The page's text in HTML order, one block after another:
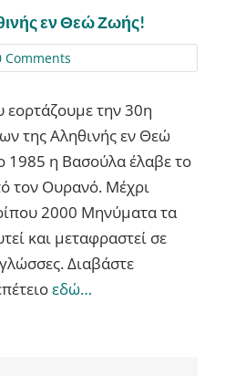
εν Θεώ Ζωής!
Comments
την 30η
της Αληθινής εν Θεώ
1985 η Βασούλα έλαβε το
τον Ουρανό. Μέχρι
2000 Μηνύματα τα
και μεταφραστεί σε
Διαβάστε
εδώ…